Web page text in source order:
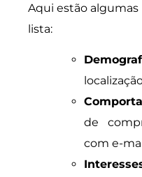
Aqui estão
lista:
de
com e-